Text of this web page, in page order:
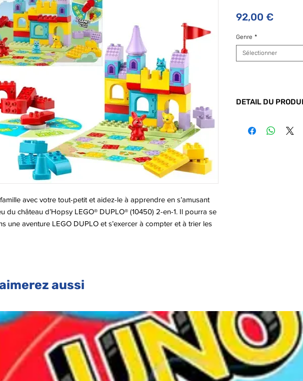
avec votre tout-petit et aidez-le à apprendre en s’amusant
du château d’Hopsy LEGO® DUPLO® (10450) 2-en-1. Il pourra se
une aventure LEGO DUPLO et s’exercer à compter et à trier les
la case. Le jeu prend fin quand tous les personnages sont
activités qui aident les enfants d’âge préscolaire à
à attendre leur tour, à faire preuve d’imagination, à développer
fine pour construire de façon créative, et à travailler en équipe
le château. Contient 47 pièces.
92,00 €Prix
Genre *
Sélectionner
DETAIL DU
aussi